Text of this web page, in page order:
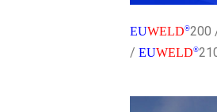
EUWELD®200
/ EUWELD®